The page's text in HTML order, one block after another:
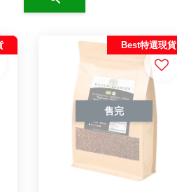
售完
Best特選現貨